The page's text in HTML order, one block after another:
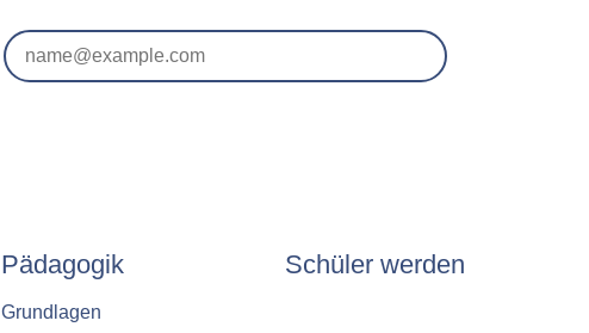
Pädagogik
Grundlagen
Schüler werden